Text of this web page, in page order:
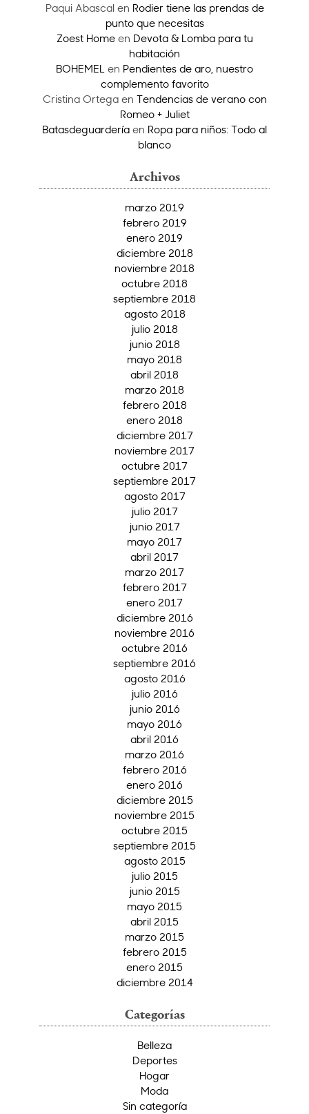
Paqui Abascalen Rodier tiene las prendas de
punto que necesitas
Zoest Homeen Devota & Lomba para tu
habitación
BOHEMEL en Pendientes de aro, nuestro
complemento favorito
Cristina Ortegaen Tendencias de verano con
Romeo + Juliet
Batasdeguardería en Ropa para niños: Todo al
blanco
Archivos
marzo 2019
febrero 2019
enero 2019
diciembre 2018
noviembre 2018
octubre 2018
septiembre 2018
agosto 2018
julio 2018
junio 2018
mayo 2018
abril 2018
marzo 2018
febrero 2018
enero 2018
diciembre 2017
noviembre 2017
octubre 2017
septiembre 2017
agosto 2017
julio 2017
junio 2017
mayo 2017
abril 2017
marzo 2017
febrero 2017
enero 2017
diciembre 2016
noviembre 2016
octubre 2016
septiembre 2016
agosto 2016
julio 2016
junio 2016
mayo 2016
abril 2016
marzo 2016
febrero 2016
enero 2016
diciembre 2015
noviembre 2015
octubre 2015
septiembre 2015
agosto 2015
julio 2015
junio 2015
mayo 2015
abril 2015
marzo 2015
febrero 2015
enero 2015
diciembre 2014
Categorías
Belleza
Deportes
Hogar
Moda
Sin categoría